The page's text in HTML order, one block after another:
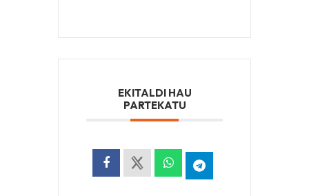
EKITALDI HAU
PARTEKATU